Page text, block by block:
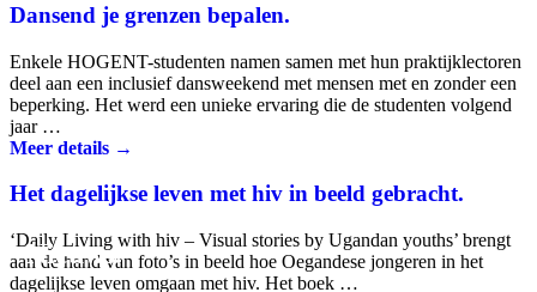
Nieuws.
Dansend je grenzen bepalen.
Enkele HOGENT-studenten namen samen met hun praktijklectoren
deel aan een inclusief dansweekend met mensen met en zonder een
beperking. Het werd een unieke ervaring die de studenten volgend
jaar …
Meer details →
Het dagelijkse leven met hiv in beeld gebracht.
‘Daily Living with hiv – Visual stories by Ugandan youths’ brengt
aan de hand van foto’s in beeld hoe Oegandese jongeren in het
dagelijkse leven omgaan met hiv. Het boek …